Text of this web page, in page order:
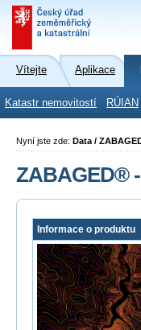
Vítejte Aplikace
Katastr nemovitostí RÚIAN
Nyní jste zde: Data /
ZABAGED®
Informace o produktu